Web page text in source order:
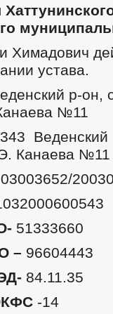
Химадович
устава.
р-он,
№11
Веденский
Канаева №11
51333660
– 96604443
84.11.35
-14